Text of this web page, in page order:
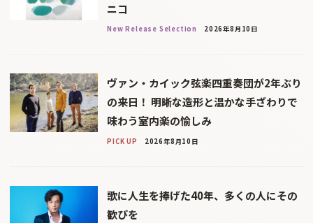
ニコ
New Release Selection 2026年8月10日
ヴァン・カイック弦楽四重奏団が2年ぶり
の来日！ 明晰な造形と温かな手ざわりで
味わう室内楽の愉しみ
PICK UP 2026年8月10日
歌に人生を捧げた40年、多くの人にその
歓びを